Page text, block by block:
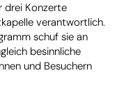
drei Konzerte
verantwortlich.
schuf sie an
besinnliche
und Besuchern